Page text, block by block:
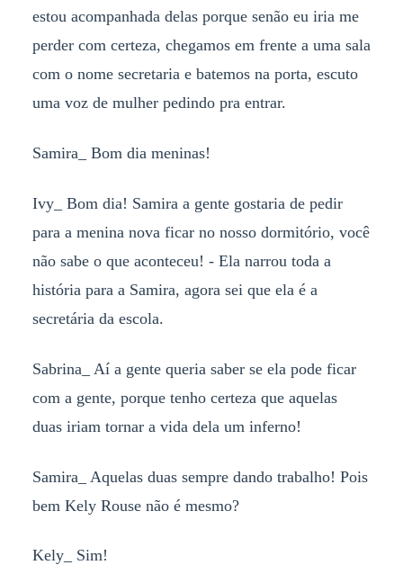
estou acompanhada delas porque senão eu iria me
perder com certeza, chegamos em frente a uma sala
com o nome secretaria e batemos na porta, escuto
uma voz de mulher pedindo pra entrar.
Samira_ Bom dia meninas!
Ivy_ Bom dia! Samira a gente gostaria de pedir
para a menina nova ficar no nosso dormitório, você
não sabe o que aconteceu! - Ela narrou toda a
história para a Samira, agora sei que ela é a
secretária da escola.
Sabrina_ Aí a gente queria saber se ela pode ficar
com a gente, porque tenho certeza que aquelas
duas iriam tornar a vida dela um inferno!
Samira_ Aquelas duas sempre dando trabalho! Pois
bem Kely Rouse não é mesmo?
Kely_ Sim!